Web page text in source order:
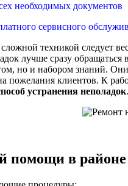
необходимых документов
сервисного
техникой следует
лучше сразу
но и набором знаний.
пожелания клиентов. К
устранения неполадок.
помощи в районе